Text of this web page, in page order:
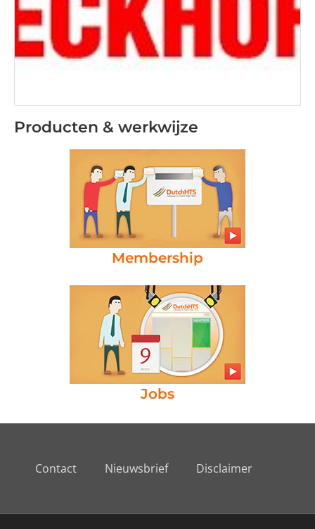
Producten & werkwijze
Membership
Jobs
Contact Nieuwsbrief Disclaimer